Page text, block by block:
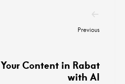
المنشورات
Previous
Content in Rabat
with AI